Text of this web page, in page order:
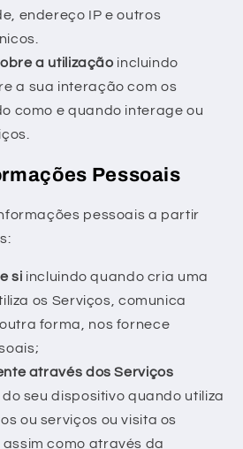
endereço IP e outros
a utilização incluindo
a sua interação com os
como e quando interage ou
Pessoais
pessoais a partir
si incluindo quando cria uma
os Serviços, comunica
forma, nos fornece
através dos Serviços
seu dispositivo quando utiliza
ou serviços ou visita os
assim como através da